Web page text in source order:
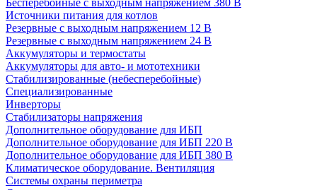
Бесперебойные с выходным напряжением 380 В
Источники питания для котлов
Резервные с выходным напряжением 12 В
Резервные с выходным напряжением 24 В
Аккумуляторы и термостаты
Аккумуляторы для авто- и мототехники
Стабилизированные (небесперебойные)
Специализированные
Инверторы
Стабилизаторы напряжения
Дополнительное оборудование для ИБП
Дополнительное оборудование для ИБП 220 В
Дополнительное оборудование для ИБП 380 В
Климатическое оборудование. Вентиляция
Системы охраны периметра